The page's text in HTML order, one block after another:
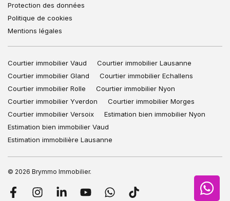
Protection des données
Politique de cookies
Mentions légales
Courtier immobilier Vaud
Courtier immobilier Lausanne
Courtier immobilier Gland
Courtier immobilier Echallens
Courtier immobilier Rolle
Courtier immobilier Nyon
Courtier immobilier Yverdon
Courtier immobilier Morges
Courtier immobilier Versoix
Estimation bien immobilier Nyon
Estimation bien immobilier Vaud
Estimation immobilière Lausanne
© 2026 Brymmo Immobilier.